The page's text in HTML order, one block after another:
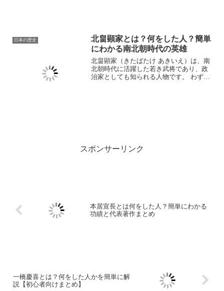
日本の歴史
北畠顕家とは？何をした人？簡単
にわかる南北朝時代の英雄
北畠顕家（きたばたけ あきいえ）は、南
北朝時代に活躍した若き武将であり、政
治家としても知られる人物です。 わずか
スポンサーリンク
本居宣長とは何をした人？簡単にわかる
功績と代表著作まとめ
一橋慶喜とは？何をした人かを簡単に解
説【初心者向けまとめ】